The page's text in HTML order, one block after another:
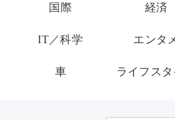
国際 経済
IT／科学 エンタ
車 ライフス